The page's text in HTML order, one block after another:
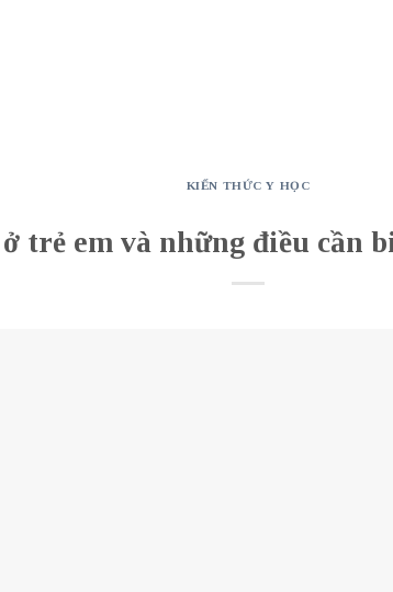
KIẾN THỨC Y HỌC
trẻ em và những điều cần